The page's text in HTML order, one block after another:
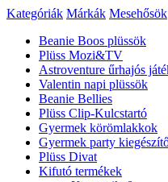
Kategóriák Márkák Mesehősök
Beanie Boos plüssök
Plüss Mozi&TV
Astroventure űrhajós
Valentin napi plüssök
Beanie Bellies
Plüss Clip-Kulcstartó
Gyermek körömlakkok
Gyermek party
Plüss Divat
Kifutó termékek